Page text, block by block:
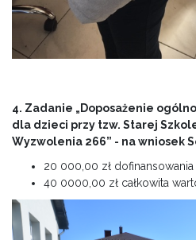
4. Zadanie „Doposażenie
dla dzieci przy tzw. Starej
Wyzwolenia 266” - na wniosek
20 000,00 zł dofinansowania
40 0000,00 zł całkowita